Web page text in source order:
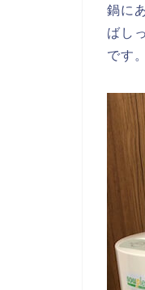
鍋に
ばし
です。